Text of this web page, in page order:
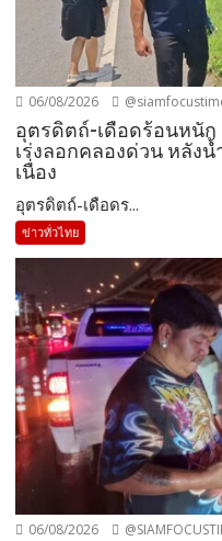
06/08/2026
อุตรดิตถ์-เดือดร้อนหนัก
เร่งลอกคลองด่วน หลัง
เนื่อง
อุตรดิตถ์-เดือดร...
ข่าวทั่วไทย
06/08/2026